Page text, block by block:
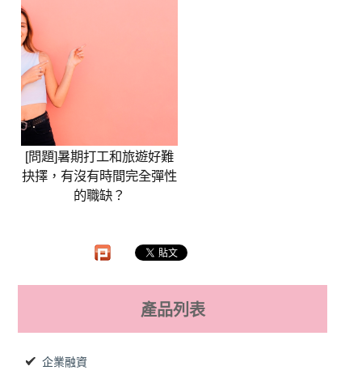
[問題]暑期打工和旅遊好難
抉擇，有沒有時間完全彈性
的職缺？
產品列表
企業融資